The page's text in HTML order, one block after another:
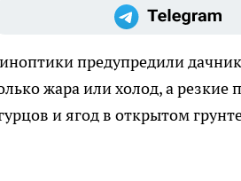
предупредили
жара или холод, а
и ягод в открытом